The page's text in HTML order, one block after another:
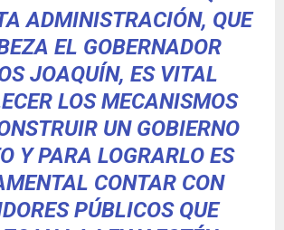
ADMINISTRACIÓN, QUE
EL GOBERNADOR
JOAQUÍN, ES VITAL
LOS MECANISMOS
UN GOBIERNO
Y PARA LOGRARLO ES
CONTAR CON
PÚBLICOS QUE